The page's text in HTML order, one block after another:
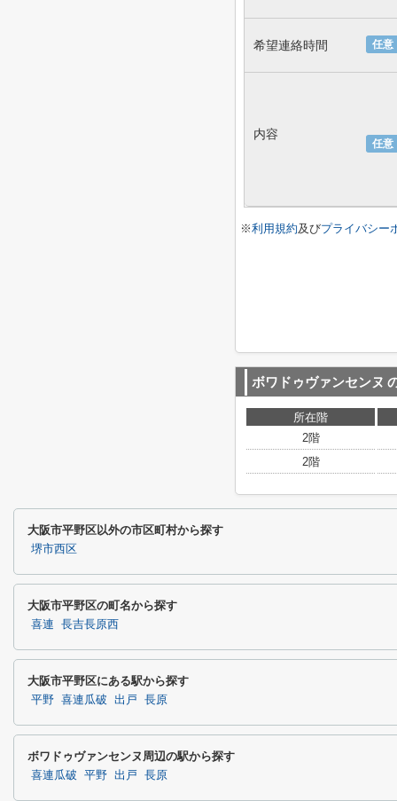
任意
希望連絡時間
任意
内容
※利用規約及びプライバシー
ボワドゥヴァンセンヌ
所在階
2階
2階
大阪市平野区以外の市区町村から探す
堺市西区
大阪市平野区の町名から探す
喜連 長吉長原西
大阪市平野区にある駅から探す
平野 喜連瓜破 出戸 長原
ボワドゥヴァンセンヌ周辺の駅から探す
喜連瓜破 平野 出戸 長原